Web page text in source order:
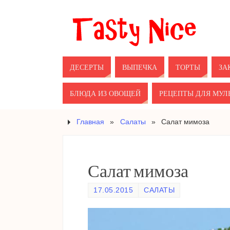
ДЕСЕРТЫ ВЫПЕЧКА ТОРТЫ
БЛЮДА ИЗ ОВОЩЕЙ РЕЦЕПТЫ ДЛЯ
Главная » Салаты » Салат мимоза
Салат мимоза
17.05.2015 САЛАТЫ